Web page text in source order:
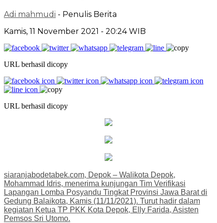
Adi mahmudi - Penulis Berita
Kamis, 11 November 2021 - 20:24 WIB
URL berhasil dicopy
URL berhasil dicopy
siaranjabodetabek.com, Depok – Walikota Depok,
Mohammad Idris, menerima kunjungan Tim Verifikasi
Lapangan Lomba Posyandu Tingkat Provinsi Jawa Barat di
Gedung Balaikota, Kamis (11/11/2021). Turut hadir dalam
kegiatan Ketua TP PKK Kota Depok, Elly Farida, Asisten
Pemsos Sri Utomo.